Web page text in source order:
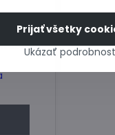
700
Ukázať
Prijať všetky